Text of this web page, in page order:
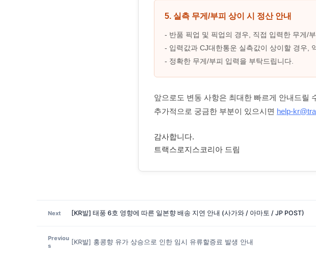
5. 실측 무게/부피 상이 시 정산 안내
- 반품 픽업 및 픽업의 경우, 직접 입력한 무게/
- 입력값과 CJ대한통운 실측값이 상이할 경우,
- 정확한 무게/부피 입력을 부탁드립니다.
앞으로도 변동 사항은 최대한 빠르게 안내드릴
추가적으로 궁금한 부분이 있으시면 help-
감사합니다.
트랙스로지스코리아 드림
Next [KR발] 태풍 6호 영향에 따른 일본향 배송 지연 안내 (사가와 / 아마토 / JP POST)
Previou
s
[KR발] 홍콩향 유가 상승으로 인한 임시 유류할증료 발생 안내